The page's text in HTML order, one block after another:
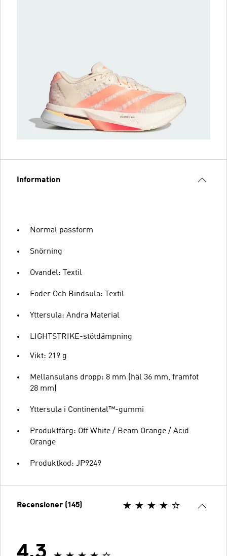
Information
Normal passform
Snörning
Ovandel: Textil
Foder Och Bindsula: Textil
Yttersula: Andra Material
LIGHTSTRIKE-stötdämpning
Vikt: 219 g
Mellansulans dropp: 8 mm (häl 36 mm, framfot
28 mm)
Yttersula i Continental™-gummi
Produktfärg: Off White / Beam Orange / Acid
Orange
Produktkod: JP9249
Recensioner (145)